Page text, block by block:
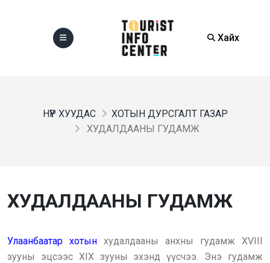
Хайх
НҮҮР ХУУДАС
ХОТЫН ДУРСГАЛТ ГАЗАР
ХУДАЛДААНЫ ГУДАМЖ
ХУДАЛДААНЫ ГУДАМЖ
Улаанбаатар хотын худалдааны анхны гудамж XVIII
зууны эцсээс XIX зууны эхэнд үүсчээ. Энэ гудамж